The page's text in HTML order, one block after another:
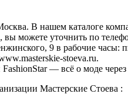
В нашем каталоге
можете уточнить по
9 в рабочие часы:
stoeva.ru.
— всё о моде
Мастерские Стоева :